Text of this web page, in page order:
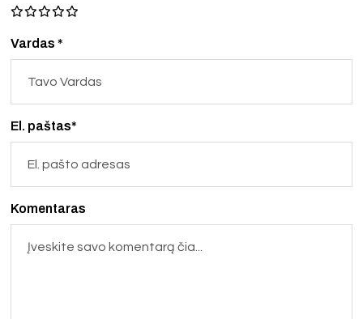
Vardas *
El. paštas*
Komentaras